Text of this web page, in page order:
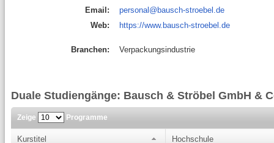
Email:
personal@bausch-stroebel.de
Web:
https://www.bausch-stroebel.de
Branchen: Verpackungsindustrie
Duale Studiengänge: Bausch & Ströbel GmbH &
Zeige Programme
Kurstitel Hochschule